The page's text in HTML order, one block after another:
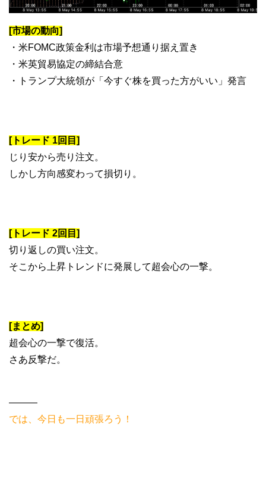
[市場の動向]
・米FOMC政策金利は市場予想通り据え置き
・米英貿易協定の締結合意
・トランプ大統領が「今すぐ株を買った方がいい」発言
[トレード 1回目]
じり安から売り注文。
しかし方向感変わって損切り。
[トレード 2回目]
切り返しの買い注文。
そこから上昇トレンドに発展して超会心の一撃。
[まとめ]
超会心の一撃で復活。
さあ反撃だ。
———
では、今日も一日頑張ろう！